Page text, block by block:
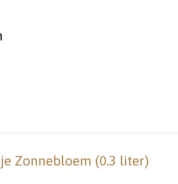
Zonnebloem (0.3 liter)